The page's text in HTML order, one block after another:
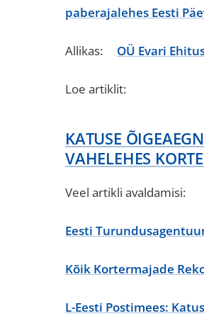
paberajalehes Eesti
Allikas: OÜ Evari
Loe artiklit:
KATUSE
VAHELEHES
Veel artikli avaldamisi:
Eesti
Kõik Kortermajade
L-Eesti Postimees: